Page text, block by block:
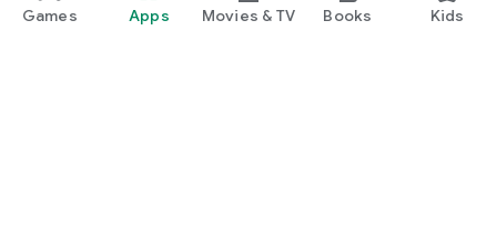
Games Apps Movies & TV Books Kids